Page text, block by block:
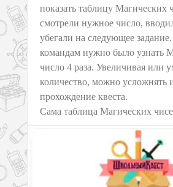
показать таблицу Магических
смотрели нужное число,
убегали на следующее задание.
командам нужно было узнать
число 4 раза. Увеличивая или
количество, можно усложнять
прохождение квеста.
Сама таблица Магических